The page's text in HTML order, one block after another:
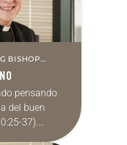
BISHOP
pensando
del buen
37).